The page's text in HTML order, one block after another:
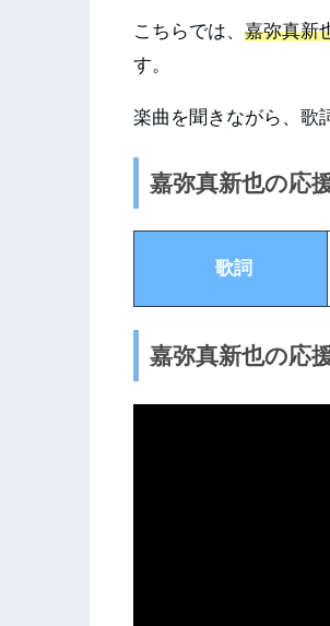
こちらでは、 嘉弥真新
す。
楽曲を聞きながら、歌
嘉弥真新也の応
歌詞
嘉弥真新也の応